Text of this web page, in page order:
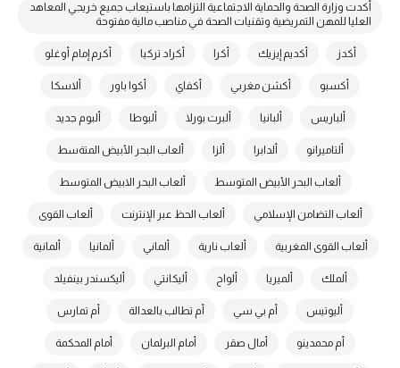
أكدت وزارة الصحة والحماية الاجتماعية التزامها باستيعاب جميع خريجي المعاهد
العليا للمهن التمريضية وتقنيات الصحة في مناصب مالية مفتوحة
أكدز أكديم إيزيك أكرا أكراد تركيا أكرم إمام أوغلو
أكسبو أكشن مغربي أكفاي أكوا باور ألاسكا
ألباريس ألبانيا ألبرت بورلا ألبوطا ألبوم جديد
ألتاميرانو ألدابرا ألزا ألعاب البحر الأبيض المتةسط
ألعاب البحر الأبيض المتوسط ألعاب البحر الابيض المتوسط
ألعاب التضامن الإسلامي ألعاب الحظ عبر الإنترنت ألعاب القوى
ألعاب القوى المغربية ألعاب نارية ألماني ألمانيا ألمانية
ألملك ألميريا ألواح أليكانتي أليكسندر بينفيلد
أليوتيس أم بي سي أم تطالب بالعدالة أم تمارس
أم محمدينو أمال صقر أمام البرلمان أمام المحكمة